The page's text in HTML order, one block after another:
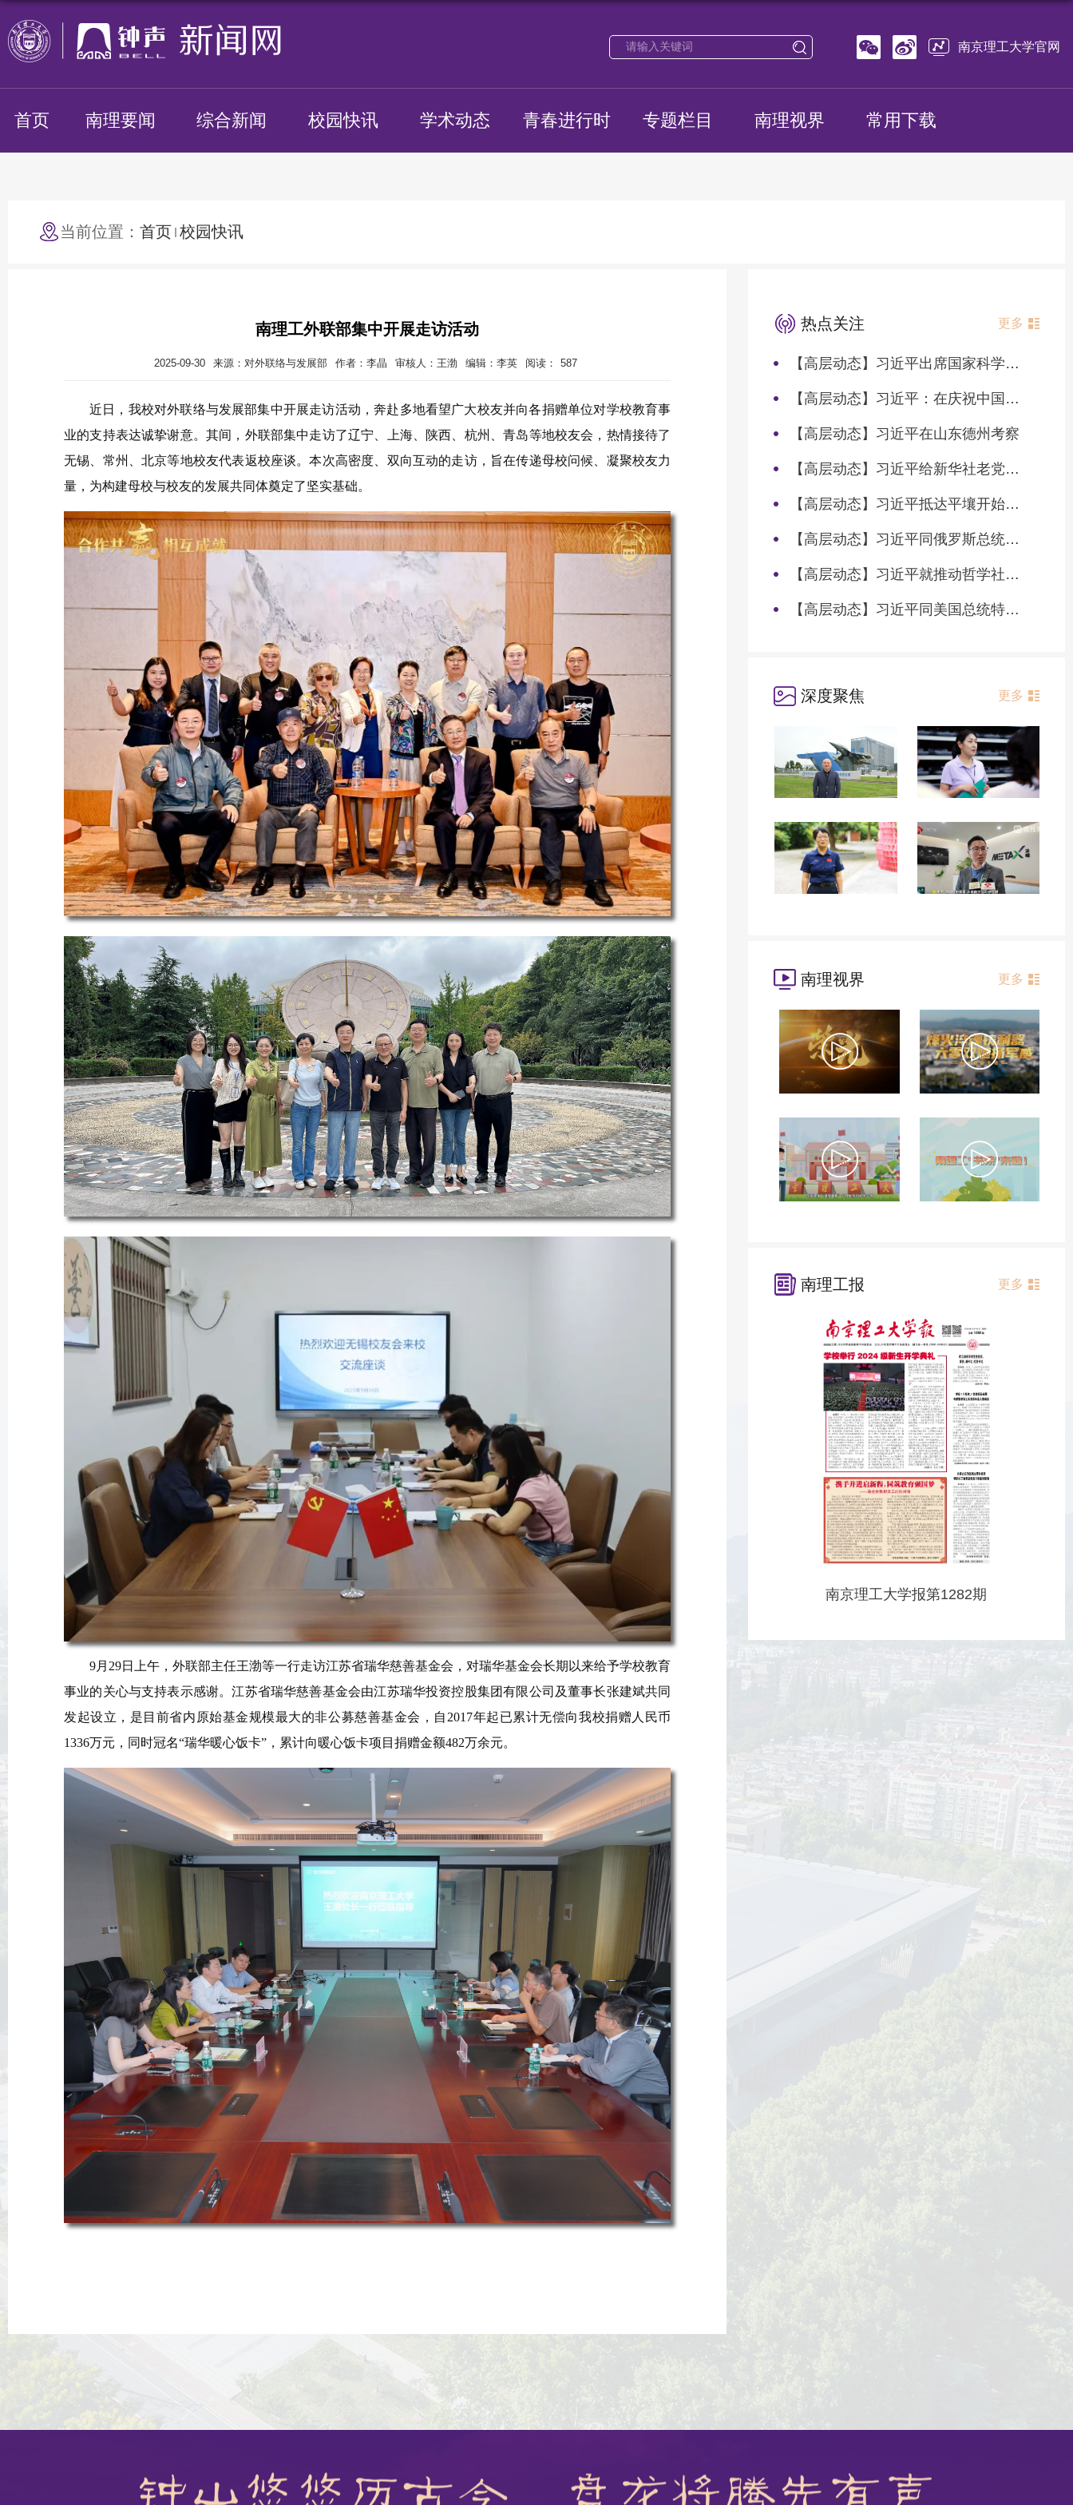
南京理工大学官网
首页 南理要闻 综合新闻 校园快讯 学术动态 青春进行时 专题栏目 南理视界 常用下载
当前位置： 首页 校园快讯
南理工外联部集中开展走访活动
2025-09-30 来源：对外联络与发展部 作者：李晶 审核人：王渤 编辑：李英 阅读： 587
近日，我校对外联络与发展部集中开展走访活动，奔赴多地看望广大校友并向各捐赠单位对学校教育事
业的支持表达诚挚谢意。其间，外联部集中走访了辽宁、上海、陕西、杭州、青岛等地校友会，热情接待了
无锡、常州、北京等地校友代表返校座谈。本次高密度、双向互动的走访，旨在传递母校问候、凝聚校友力
量，为构建母校与校友的发展共同体奠定了坚实基础。
9月29日上午，外联部主任王渤等一行走访江苏省瑞华慈善基金会，对瑞华基金会长期以来给予学校教育
事业的关心与支持表示感谢。江苏省瑞华慈善基金会由江苏瑞华投资控股集团有限公司及董事长张建斌共同
发起设立，是目前省内原始基金规模最大的非公募慈善基金会，自2017年起已累计无偿向我校捐赠人民币
1336万元，同时冠名“瑞华暖心饭卡”，累计向暖心饭卡项目捐赠金额482万余元。
热点关注 更多
【高层动态】习近平出席国家科学技术奖励大会两院院士大会中国科协第十一次全国代表大会并发表重要讲话
【高层动态】习近平：在庆祝中国共产党成立105周年大会上的讲话
【高层动态】习近平在山东德州考察
【高层动态】习近平给新华社老党员张连生回信强调 传承红色基因 在新征程上书写优异答卷
【高层动态】习近平抵达平壤开始对朝鲜进行国事访问
【高层动态】习近平同俄罗斯总统普京会谈
【高层动态】习近平就推动哲学社会科学高质量发展作出重要指示
【高层动态】习近平同美国总统特朗普会谈
深度聚焦 更多
南理视界 更多
南理工报 更多
南京理工大学报第1282期